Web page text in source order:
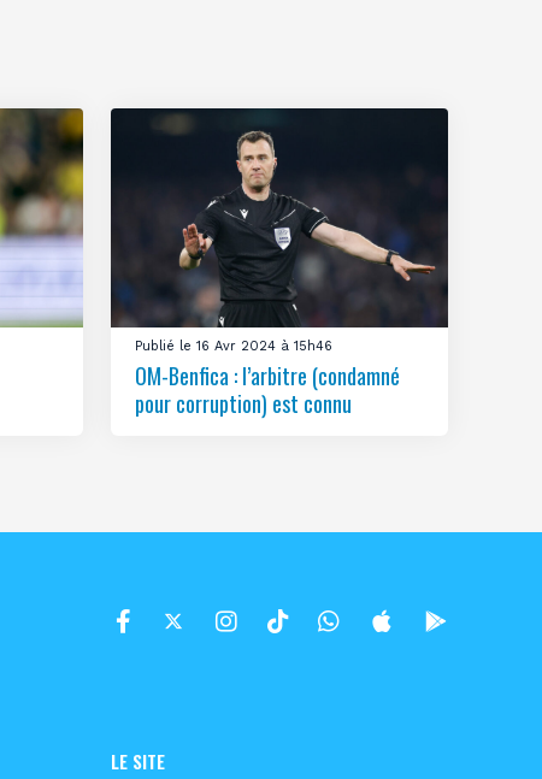
Publié le 16 Avr 2024 à 15h46
OM-Benfica : l’arbitre (condamné
pour corruption) est connu
LE SITE